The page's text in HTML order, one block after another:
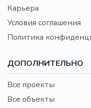
Карьера
Условия соглашения
Политика
ДОПОЛНИТЕЛЬНО
Все проекты
Все объекты